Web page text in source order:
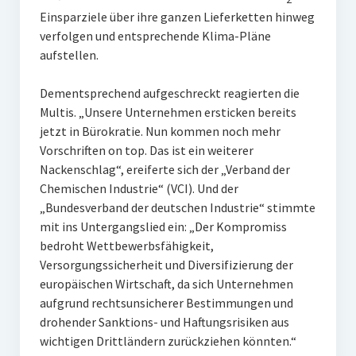
Einsparziele über ihre ganzen Lieferketten hinweg
verfolgen und entsprechende Klima-Pläne
aufstellen.
Dementsprechend aufgeschreckt reagierten die
Multis. „Unsere Unternehmen ersticken bereits
jetzt in Bürokratie. Nun kommen noch mehr
Vorschriften on top. Das ist ein weiterer
Nackenschlag“, ereiferte sich der „Verband der
Chemischen Industrie“ (VCI). Und der
„Bundesverband der deutschen Industrie“ stimmte
mit ins Untergangslied ein: „Der Kompromiss
bedroht Wettbewerbsfähigkeit,
Versorgungssicherheit und Diversifizierung der
europäischen Wirtschaft, da sich Unternehmen
aufgrund rechtsunsicherer Bestimmungen und
drohender Sanktions- und Haftungsrisiken aus
wichtigen Drittländern zurückziehen könnten.“